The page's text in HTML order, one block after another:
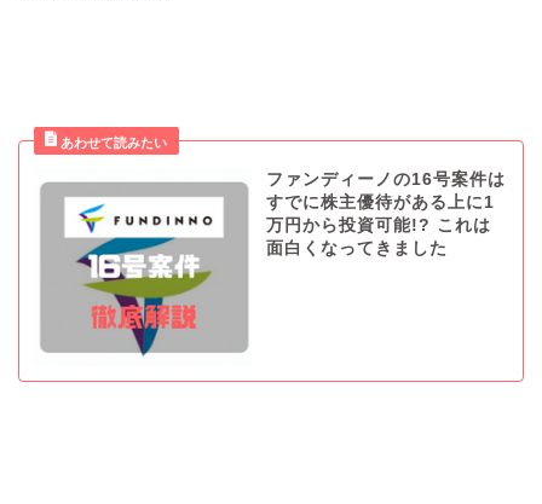
ファンディーノの16号案件は
すでに株主優待がある上に1
万円から投資可能!? これは
面白くなってきました